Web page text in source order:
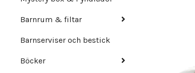
Barnrum & filtar
Barnserviser och bestick
Böcker